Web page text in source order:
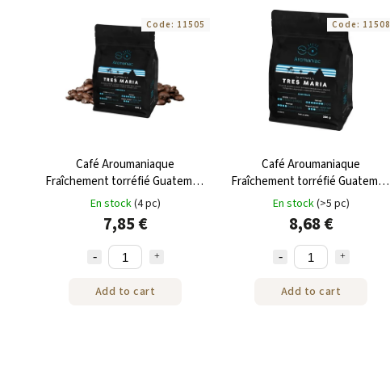
Café Aroumaniaque
Fraîchement torréfié Guatemala
Tres Maria en grains 250g
En stock(4 pc)
7,85 €
Add to cart
Code: 11505
Café Aroumaniaque
Fraîchement torréfié Guatemala
Tres Maria moulu 250g
En stock(>5 pc)
8,68 €
Add to cart
Code: 11508